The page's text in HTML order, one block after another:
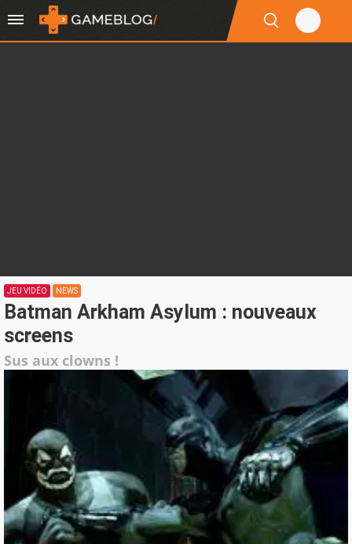
JEU VIDÉO NEWS
Batman Arkham Asylum : nouveaux
screens
Sus aux clowns !